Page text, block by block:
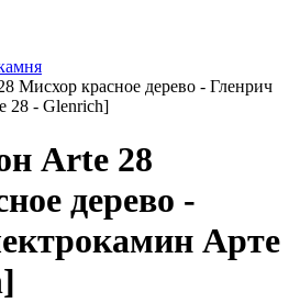
Мисхор красное дерево - Гленрич
28 - Glenrich]
Arte 28
дерево -
Арте